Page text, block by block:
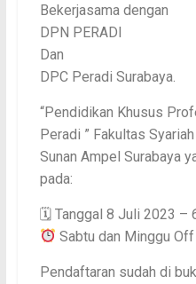
Bekerjasama dengan
DPN PERADI
Dan
DPC Peradi Surabaya.
“Pendidikan Khusus
Peradi ” Fakultas
Sunan Ampel Surabaya
pada:
🗓 Tanggal 8 Juli 2023 –
Sabtu dan Minggu
Pendaftaran sudah di